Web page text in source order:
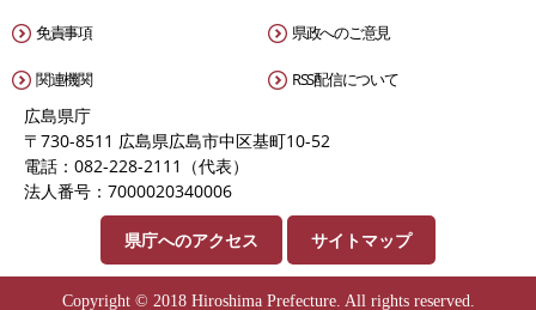
免責事項 県政へのご意見
関連機関 RSS配信について
広島県庁
〒730-8511 広島県広島市中区基町10-52
電話：082-228-2111（代表）
法人番号：7000020340006
県庁へのアクセス サイトマップ
Copyright © 2018 Hiroshima Prefecture. All rights reserved.